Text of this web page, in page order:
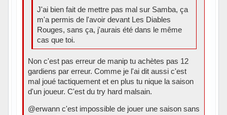
J'ai bien fait de mettre pas mal sur Samba, ça
m'a permis de l'avoir devant Les Diables
Rouges, sans ça, j'aurais été dans le même
cas que toi.
Non c'est pas erreur de manip tu achètes pas 12
gardiens par erreur. Comme je l'ai dit aussi c'est
mal joué tactiquement et en plus tu nique la saison
d'un joueur. C'est du try hard malsain.
@erwann c'est impossible de jouer une saison sans